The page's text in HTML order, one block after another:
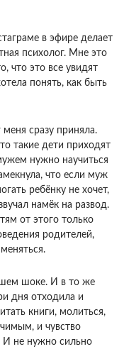
в эфире делает
психолог. Мне это
что это все увидят
понять, как быть
сразу приняла.
такие дети приходят
нужно научиться
что если муж
ребёнку не хочет,
намёк на развод.
от этого только
родителей,
шоке. И в то же
дня отходила и
книги, молиться,
и чувство
И не нужно сильно